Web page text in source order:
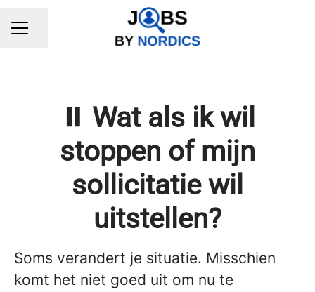
CAREER MENU
Share page
⏸️ Wat als ik wil
stoppen of mijn
sollicitatie wil
uitstellen?
Soms verandert je situatie. Misschien
komt het niet goed uit om nu te